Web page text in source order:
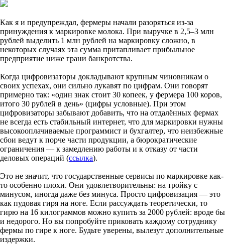
Как я и предупреждал, фермеры начали разоряться из-за
принуждения к маркировке молока. При выручке в 2,5–3 млн
рублей выделить 1 млн рублей на маркировку сложно, в
некоторых случаях эта сумма притапливает прибыльное
предприятие ниже грани банкротства.
Когда цифровизаторы докладывают крупным чиновникам о
своих успехах, они сильно лукавят по цифрам. Они говорят
примерно так: «один знак стоит 30 копеек, у фермера 100 коров,
итого 30 рублей в день» (цифры условные). При этом
цифровизаторы забывают добавить, что на отдалённых фермах
не всегда есть стабильный интернет, что для маркировки нужны
высокооплачиваемые программист и бухгалтер, что неизбежные
сбои ведут к порче части продукции, а бюрократические
ограничения — к замедлению работы и к отказу от части
деловых операций (ссылка).
Это не значит, что государственные сервисы по маркировке как-
то особенно плохи. Они удовлетворительны: на тройку с
минусом, иногда даже без минуса. Просто цифровизация — это
как пудовая гиря на ноге. Если рассуждать теоретически, то
гирю на 16 килограммов можно купить за 2000 рублей: вроде бы
и недорого. Но вы попробуйте приковать каждому сотруднику
фермы по гире к ноге. Будьте уверены, вылезут дополнительные
издержки.